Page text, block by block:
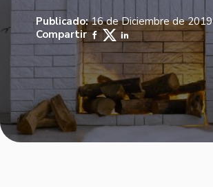
Publicado:16 de Diciembre de 2019
Compartir